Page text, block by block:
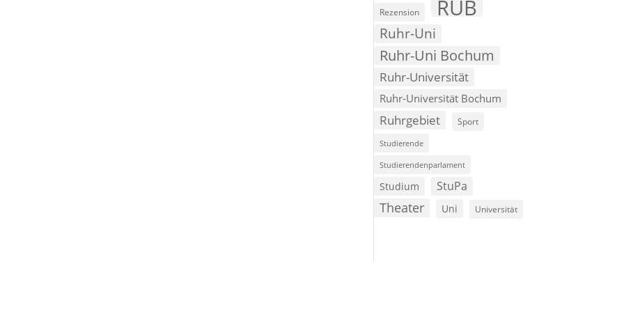
Rezension RUB
Ruhr-Uni
Ruhr-Uni Bochum
Ruhr-Universität
Ruhr-Universität Bochum
Ruhrgebiet Sport
Studierende
Studierendenparlament
Studium StuPa
Theater Uni Universität